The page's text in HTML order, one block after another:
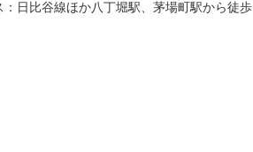
：日比谷線ほか八丁堀駅、茅場町駅から徒歩